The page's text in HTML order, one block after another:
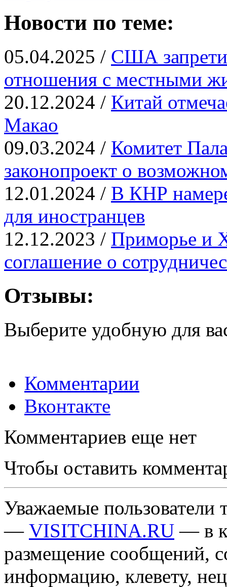
Новости по теме:
05.04.2025 / США
отношения с местными
20.12.2024 / Китай
Макао
09.03.2024 / Комитет
законопроект о
12.01.2024 / В КНР
для иностранцев
12.12.2023 / Приморье и
соглашение о
Отзывы:
Выберите удобную для
Комментарии
Вконтакте
Комментариев еще нет
Чтобы оставить
Уважаемые пользователи
— VISITCHINA.RU — в
размещение сообщений,
информацию, клевету,